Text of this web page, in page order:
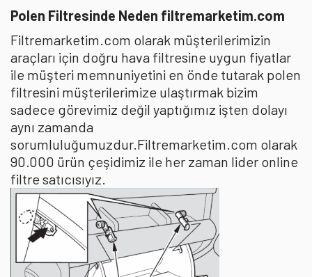
Polen Filtresinde Neden filtremarketim.com
Filtremarketim.com olarak müşterilerimizin
araçları için doğru hava filtresine uygun fiyatlar
ile müşteri memnuniyetini en önde tutarak polen
filtresini müşterilerimize ulaştırmak bizim
sadece görevimiz değil yaptığımız işten dolayı
aynı zamanda
sorumluluğumuzdur.Filtremarketim.com olarak
90.000 ürün çeşidimiz ile her zaman lider online
filtre satıcısıyız.